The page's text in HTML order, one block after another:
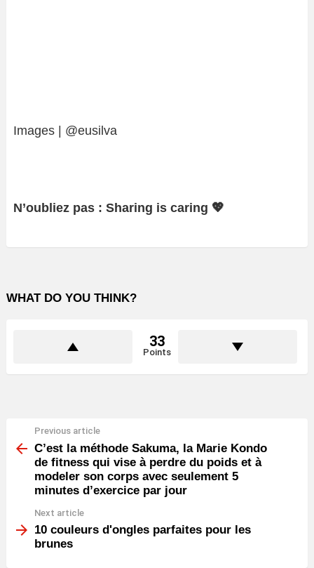
Images | @eusilva
N’oubliez pas : Sharing is caring 💖
WHAT DO YOU THINK?
33
Points
more
Previous article
C’est la méthode Sakuma, la Marie Kondo
de fitness qui vise à perdre du poids et à
modeler son corps avec seulement 5
minutes d’exercice par jour
Next article
10 couleurs d'ongles parfaites pour les
brunes